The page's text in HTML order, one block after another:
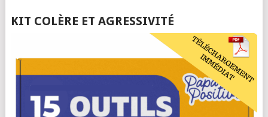
KIT COLÈRE ET AGRESSIVITÉ